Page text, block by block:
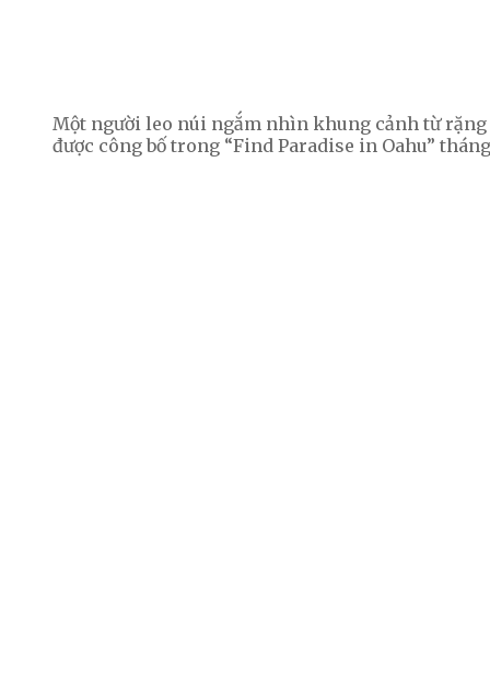
Một người leo núi ngắm nhìn khung cảnh từ rặng
được công bố trong “Find Paradise in Oahu” tháng